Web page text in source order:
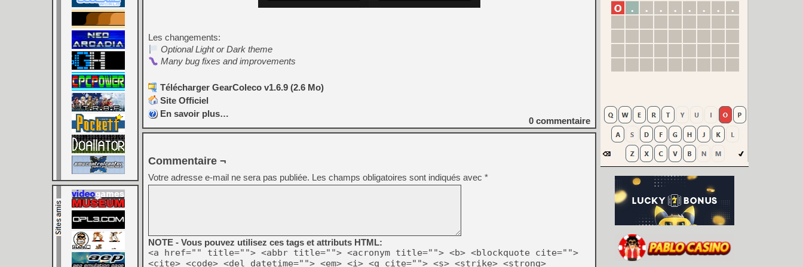
Les changements:
Optional Light or Dark theme
Many bug fixes and improvements
Télécharger GearColeco v1.6.9 (2.6 Mo)
Site Officiel
En savoir plus…
0 commentaire
Commentaire ¬
Votre adresse e-mail ne sera pas publiée. Les champs obligatoires sont indiqués avec *
NOTE - Vous pouvez utilisez ces tags et attributs HTML:
<a href="" title=""> <abbr title=""> <acronym title=""> <b> <blockquote cite="">
<cite> <code> <del datetime=""> <em> <i> <q cite=""> <s> <strike> <strong>